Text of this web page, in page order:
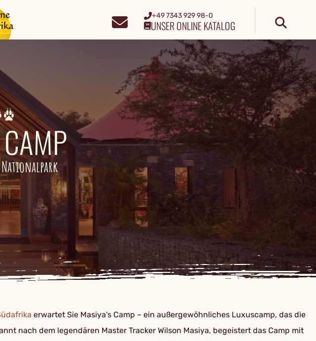
+49 7343 929 98-0
UNSER ONLINE KATALOG
erwartet Sie Masiya's Camp – ein außergewöhnliches Luxuscamp, das die
nach dem legendären Master Tracker Wilson Masiya, begeistert das Camp mit